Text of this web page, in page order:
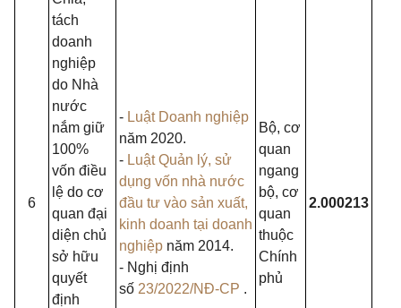
6
tách
doanh
nghiệp
do Nhà
nước
nắm giữ
100%
vốn điều
lệ do cơ
quan đại
diện chủ
sở hữu
quyết
định
- Luật Doanh nghiệp
năm 2020.
- Luật Quản lý, sử
dụng vốn nhà nước
đầu tư vào sản xuất,
kinh doanh tại doanh
nghiệp năm 2014.
- Nghị định
số 23/2022/NĐ-CP .
Bộ, cơ
quan
ngang
bộ, cơ
quan
thuộc
Chính
phủ
2.000213